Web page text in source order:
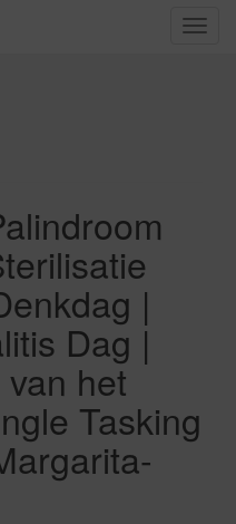
S
e
|
Dag |
het
Tasking